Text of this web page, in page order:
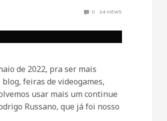
0 24VIEWS
de 2022, pra ser mais
feiras de videogames,
usar mais um continue
Russano, que já foi nosso